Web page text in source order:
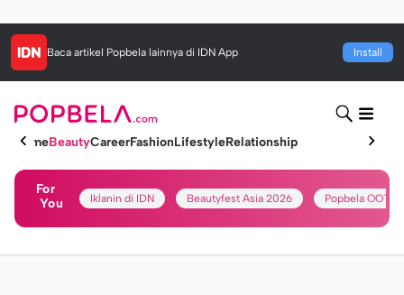
Baca artikel Popbela lainnya di IDN App Install
HomeBeautyCareerFashionLifestyleRelationship
For
You
Iklanin di IDN Beautyfest Asia 2026 Popbela OOTD